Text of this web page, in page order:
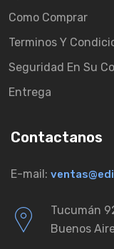
Como Comprar
Terminos Y
Seguridad En Su
Entrega
Contactanos
E-mail:
Tucumán
Buenos